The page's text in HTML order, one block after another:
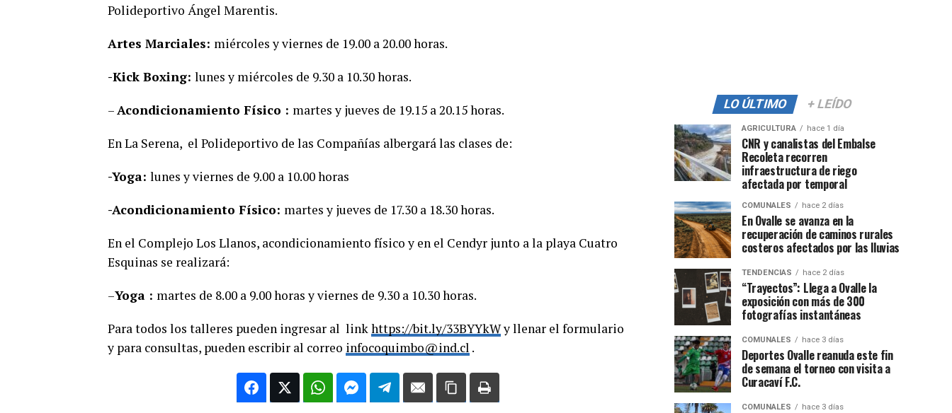
Polideportivo Ángel Marentis.
Artes Marciales: miércoles y viernes de 19.00 a 20.00 horas.
-Kick Boxing: lunes y miércoles de 9.30 a 10.30 horas.
–Acondicionamiento Físico : martes y jueves de 19.15 a 20.15 horas.
En La Serena, el Polideportivo de las Compañías albergará las clases de:
-Yoga: lunes y viernes de 9.00 a 10.00 horas
-Acondicionamiento Físico: martes y jueves de 17.30 a 18.30 horas.
En el Complejo Los Llanos, acondicionamiento físico y en el Cendyr junto a la playa Cuatro
Esquinas se realizará:
–Yoga : martes de 8.00 a 9.00 horas y viernes de 9.30 a 10.30 horas.
Para todos los talleres pueden ingresar al linkhttps://bit.ly/33BYYkWy llenar el formulario
y para consultas, pueden escribir al correo infocoquimbo@ind.cl .
LO ÚLTIMO + LEÍDO
AGRICULTURA hace 1 día
CNR y canalistas del Embalse
Recoleta recorren
infraestructura de riego
afectada por temporal
COMUNALES hace 2 días
En Ovalle se avanza en la
recuperación de caminos rurales
costeros afectados por las lluvias
TENDENCIAS hace 2 días
“Trayectos”: Llega a Ovalle la
exposición con más de 300
fotografías instantáneas
COMUNALES hace 3 días
Deportes Ovalle reanuda este fin
de semana el torneo con visita a
Curacaví F.C.
COMUNALES hace 3 días